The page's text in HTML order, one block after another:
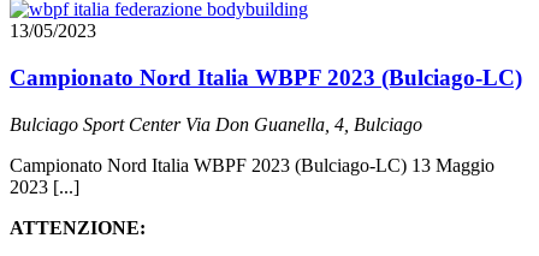
13/05/2023
Campionato Nord Italia WBPF 2023 (Bulciago-LC)
Bulciago Sport Center Via Don Guanella, 4, Bulciago
Campionato Nord Italia WBPF 2023 (Bulciago-LC) 13 Maggio
2023 [...]
ATTENZIONE: